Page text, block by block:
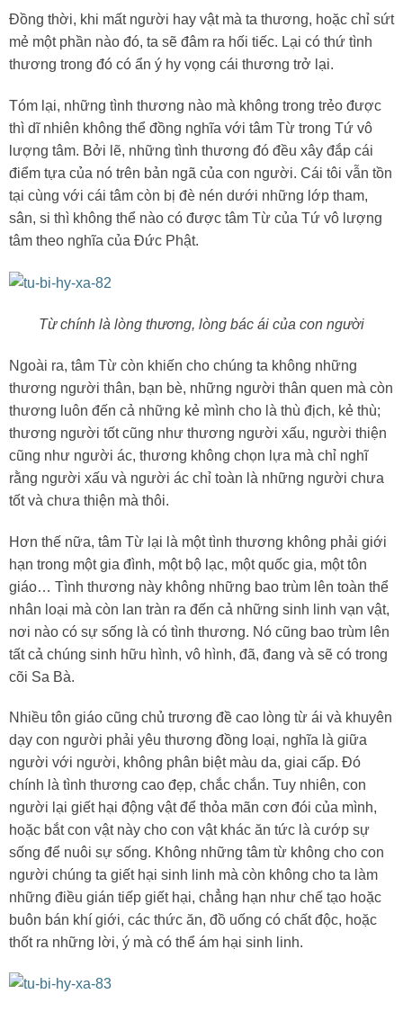
Đồng thời, khi mất người hay vật mà ta thương, hoặc chỉ sứt
mẻ một phần nào đó, ta sẽ đâm ra hối tiếc. Lại có thứ tình
thương trong đó có ẩn ý hy vọng cái thương trở lại.
Tóm lại, những tình thương nào mà không trong trẻo được
thì dĩ nhiên không thể đồng nghĩa với tâm Từ trong Tứ vô
lượng tâm. Bởi lẽ, những tình thương đó đều xây đắp cái
điểm tựa của nó trên bản ngã của con người. Cái tôi vẫn tồn
tại cùng với cái tâm còn bị đè nén dưới những lớp tham,
sân, si thì không thể nào có được tâm Từ của Tứ vô lượng
tâm theo nghĩa của Đức Phật.
Từ chính là lòng thương, lòng bác ái của con người
Ngoài ra, tâm Từ còn khiến cho chúng ta không những
thương người thân, bạn bè, những người thân quen mà còn
thương luôn đến cả những kẻ mình cho là thù địch, kẻ thù;
thương người tốt cũng như thương người xấu, người thiện
cũng như người ác, thương không chọn lựa mà chỉ nghĩ
rằng người xấu và người ác chỉ toàn là những người chưa
tốt và chưa thiện mà thôi.
Hơn thế nữa, tâm Từ lại là một tình thương không phải giới
hạn trong một gia đình, một bộ lạc, một quốc gia, một tôn
giáo… Tình thương này không những bao trùm lên toàn thể
nhân loại mà còn lan tràn ra đến cả những sinh linh vạn vật,
nơi nào có sự sống là có tình thương. Nó cũng bao trùm lên
tất cả chúng sinh hữu hình, vô hình, đã, đang và sẽ có trong
cõi Sa Bà.
Nhiều tôn giáo cũng chủ trương đề cao lòng từ ái và khuyên
dạy con người phải yêu thương đồng loại, nghĩa là giữa
người với người, không phân biệt màu da, giai cấp. Đó
chính là tình thương cao đẹp, chắc chắn. Tuy nhiên, con
người lại giết hại động vật để thỏa mãn cơn đói của mình,
hoặc bắt con vật này cho con vật khác ăn tức là cướp sự
sống để nuôi sự sống. Không những tâm từ không cho con
người chúng ta giết hại sinh linh mà còn không cho ta làm
những điều gián tiếp giết hại, chẳng hạn như chế tạo hoặc
buôn bán khí giới, các thức ăn, đồ uống có chất độc, hoặc
thốt ra những lời, ý mà có thể ám hại sinh linh.